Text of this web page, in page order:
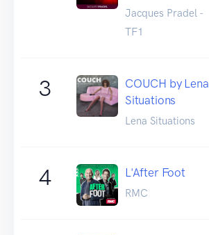
Jacques Pradel -
TF1
3
COUCH by Lena
Situations
Lena Situations
4 L'After Foot
RMC